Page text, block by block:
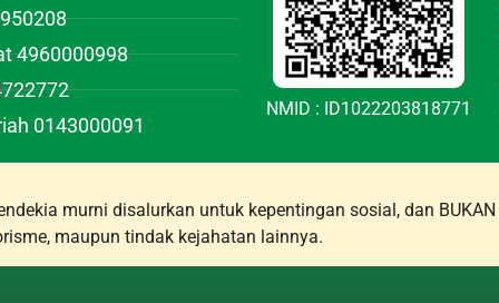
4960000998
0143000091
NMID : ID1022203818771
murni disalurkan untuk kepentingan sosial, dan
maupun tindak kejahatan lainnya.